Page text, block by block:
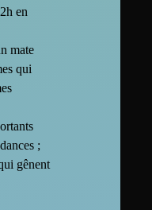
en
mate
qui
;
gênent